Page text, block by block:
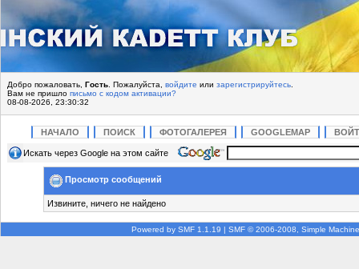
Добро пожаловать, Гость . Пожалуйста, войдите или зарегистрируйтесь
Вам не пришло письмо с кодом активации?
08-08-2026, 23:30:32
НАЧАЛО ПОИСК ФОТОГАЛЕРЕЯ GOOGLEMAP
Искать через Google на этом сайте
Просмотр сообщений
Извините, ничего не найдено
Powered by SMF 1.1.19 | SMF © 2006-2008, Simple